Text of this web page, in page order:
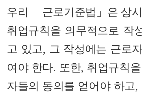
우리 「근로기준법」은 상
취업규칙을 의무적으로 작
고 있고, 그 작성에는 근로
여야 한다. 또한, 취업규칙
자들의 동의를 얻어야 하고